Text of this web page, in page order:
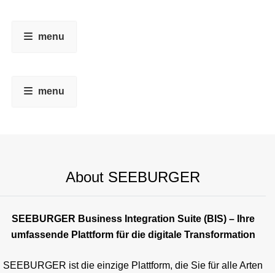
menu
menu
About SEEBURGER
SEEBURGER Business Integration Suite (BIS) – Ihre
umfassende Plattform für die digitale Transformation
SEEBURGER ist die einzige Plattform, die Sie für alle Arten